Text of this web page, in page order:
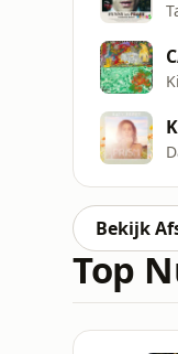
Bekijk
Top